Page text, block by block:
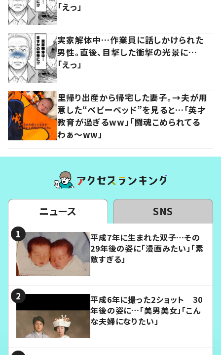
「えっ」
実家解体中…作業員に話しかけられた
男性。直後、目撃した衝撃の光景に…
「えっ」
里帰り出産から帰宅した妻子。→夫が用
意した“ベビーベッド”を見ると…「英才
教育が過ぎるww」「闘魂こめられてる
わぁ～ww」
ニュース SNS
平成7年に生まれた双子…その
29年後の姿に「漫画みたい」「素
敵すぎる」
平成6年に撮った2ショット 30
年後の姿に…「美男美女」「こん
な夫婦になりたい」